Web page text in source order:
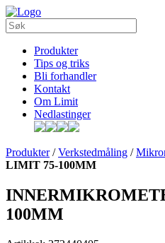
Produkter
Tips og triks
Bli forhandler
Kontakt
Om Limit
Nedlastinger
Produkter/Verkstedmåling /
LIMIT 75-100MM
100MM